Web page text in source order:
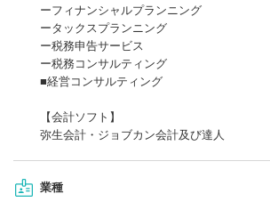
ーフィナンシャルプランニング
ータックスプランニング
ー税務申告サービス
ー税務コンサルティング
■経営コンサルティング
【会計ソフト】
弥生会計・ジョブカン会計及び達人
業種